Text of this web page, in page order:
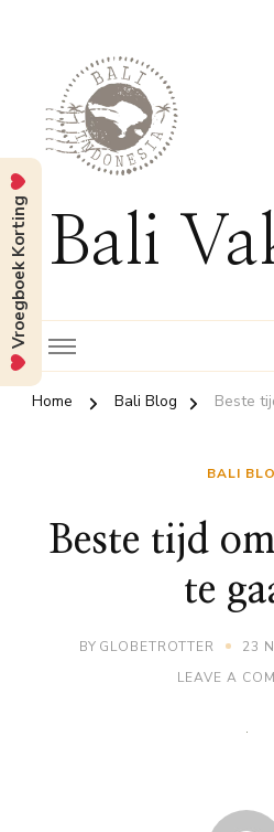
Bali
Home Bali Blog Beste
BALI
Beste tijd
te
BY GLOBETROTTER
23
LEAVE A
Vroegboek Korting